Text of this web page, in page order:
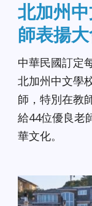
北加州
師表揚
中華民國訂定
北加州中文學
師，特別在教
給44位優良老
華文化。